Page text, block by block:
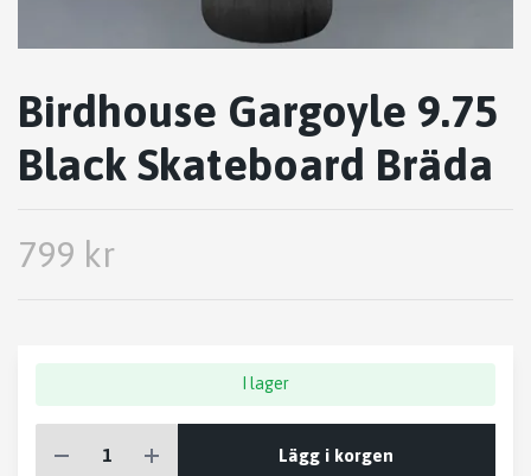
Birdhouse Gargoyle 9.75
Black Skateboard Bräda
799 kr
I lager
Lägg i korgen